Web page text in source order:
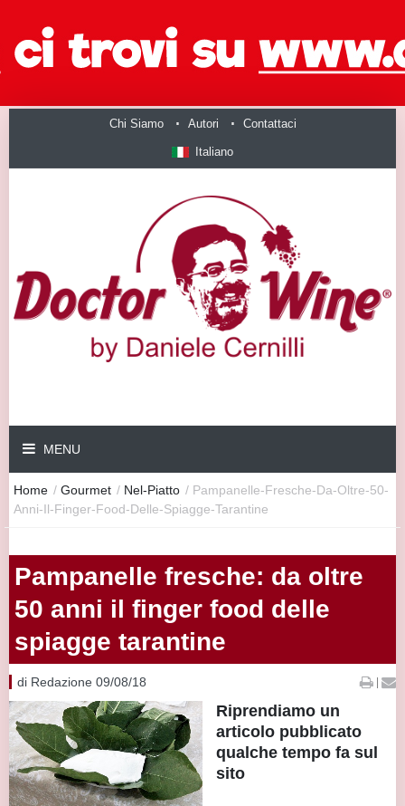
Chi Siamo Autori Contattaci
Italiano
MENU
Home / Gourmet / Nel-Piatto / Pampanelle-Fresche-Da-Oltre-50-
Anni-Il-Finger-Food-Delle-Spiagge-Tarantine
Pampanelle fresche: da oltre
50 anni il finger food delle
spiagge tarantine
di Redazione 09/08/18 |
Riprendiamo un
articolo pubblicato
qualche tempo fa sul
sito